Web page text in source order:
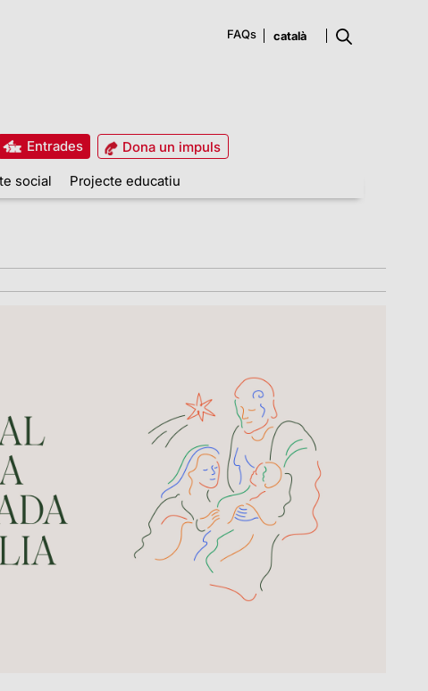
FAQs
Entrades
Dona un impuls
social Projecte educatiu